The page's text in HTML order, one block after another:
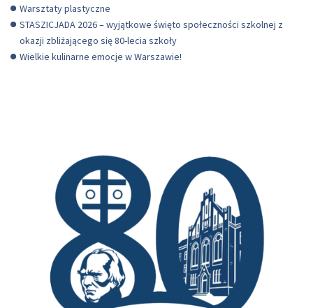
Warsztaty plastyczne
STASZICJADA 2026 – wyjątkowe święto społeczności szkolnej z
okazji zbliżającego się 80-lecia szkoły
Wielkie kulinarne emocje w Warszawie!